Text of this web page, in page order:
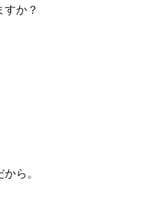
すか？
ら。